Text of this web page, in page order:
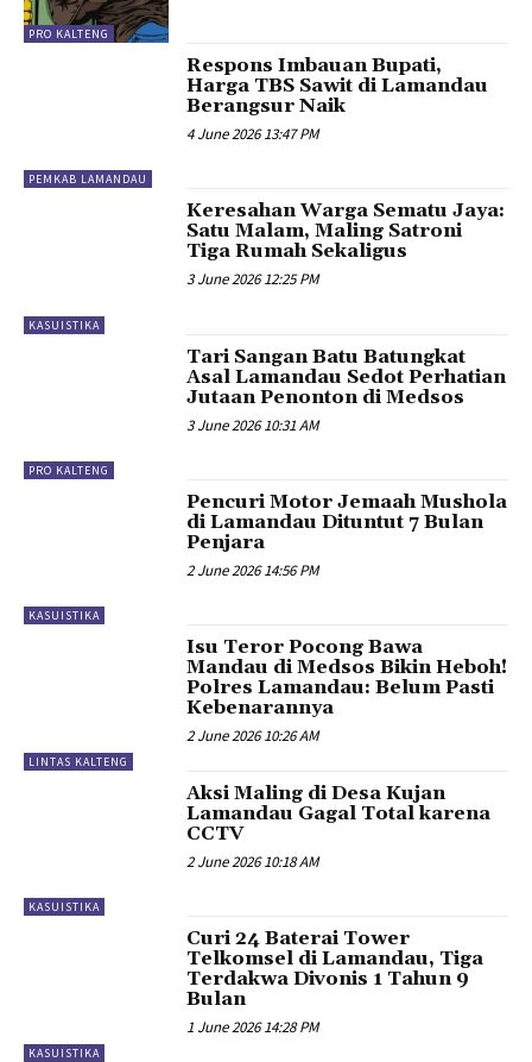
PRO KALTENG
PEMKAB LAMANDAU
Respons Imbauan Bupati,
Harga TBS Sawit di Lamandau
Berangsur Naik
4 June 2026 13:47 PM
KASUISTIKA
Keresahan Warga Sematu Jaya:
Satu Malam, Maling Satroni
Tiga Rumah Sekaligus
3 June 2026 12:25 PM
PRO KALTENG
Tari Sangan Batu Batungkat
Asal Lamandau Sedot Perhatian
Jutaan Penonton di Medsos
3 June 2026 10:31 AM
KASUISTIKA
Pencuri Motor Jemaah Mushola
di Lamandau Dituntut 7 Bulan
Penjara
2 June 2026 14:56 PM
LINTAS KALTENG
Isu Teror Pocong Bawa
Mandau di Medsos Bikin Heboh!
Polres Lamandau: Belum Pasti
Kebenarannya
2 June 2026 10:26 AM
KASUISTIKA
Aksi Maling di Desa Kujan
Lamandau Gagal Total karena
CCTV
2 June 2026 10:18 AM
KASUISTIKA
Curi 24 Baterai Tower
Telkomsel di Lamandau, Tiga
Terdakwa Divonis 1 Tahun 9
Bulan
1 June 2026 14:28 PM